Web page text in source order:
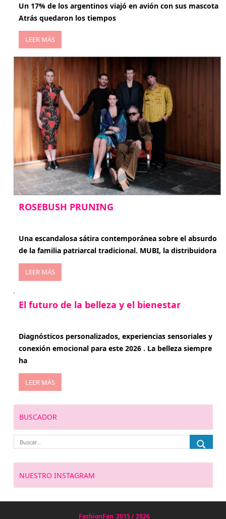
Un 17% de los argentinos viajó en avión con sus mascota
Atrás quedaron los tiempos
LEER MÁS
ROSEBUSH PRUNING
Una escandalosa sátira contemporánea sobre el absurdo
de la familia patriarcal tradicional. MUBI, la distribuidora
LEER MÁS
El futuro de la belleza y el bienestar
Diagnósticos personalizados, experiencias sensoriales y
conexión emocional para este 2026 . La belleza siempre
ha
LEER MÁS
BUSCADOR
NUESTRO INSTAGRAM
FashionFan 2015 / 2026